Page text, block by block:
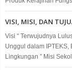
VISI, MISI, DAN
Visi “ Terwujudnya
Unggul dalam IPTEKS,
Lingkungan ” Misi